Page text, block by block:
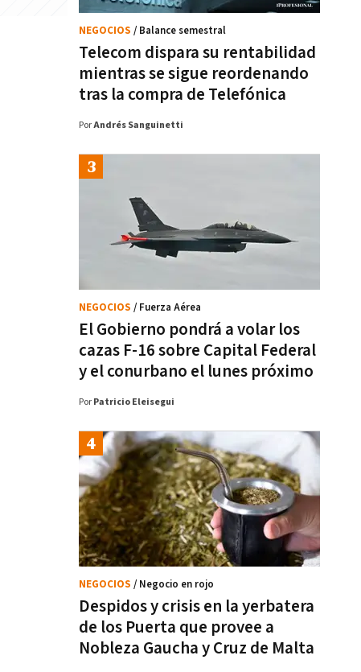
Telecom dispara su rentabilidad
mientras se sigue reordenando
tras la compra de Telefónica
NEGOCIOS / Balance semestral
PorAndrés Sanguinetti
El Gobierno pondrá a volar los
cazas F-16 sobre Capital Federal
y el conurbano el lunes próximo
NEGOCIOS / Fuerza Aérea
Por Patricio Eleisegui
Despidos y crisis en la yerbatera
de los Puerta que provee a
Nobleza Gaucha y Cruz de Malta
NEGOCIOS / Negocio en rojo